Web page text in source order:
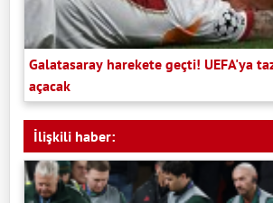
Galatasaray harekete geçti! UEFA'ya
açacak
İlişkili haber: